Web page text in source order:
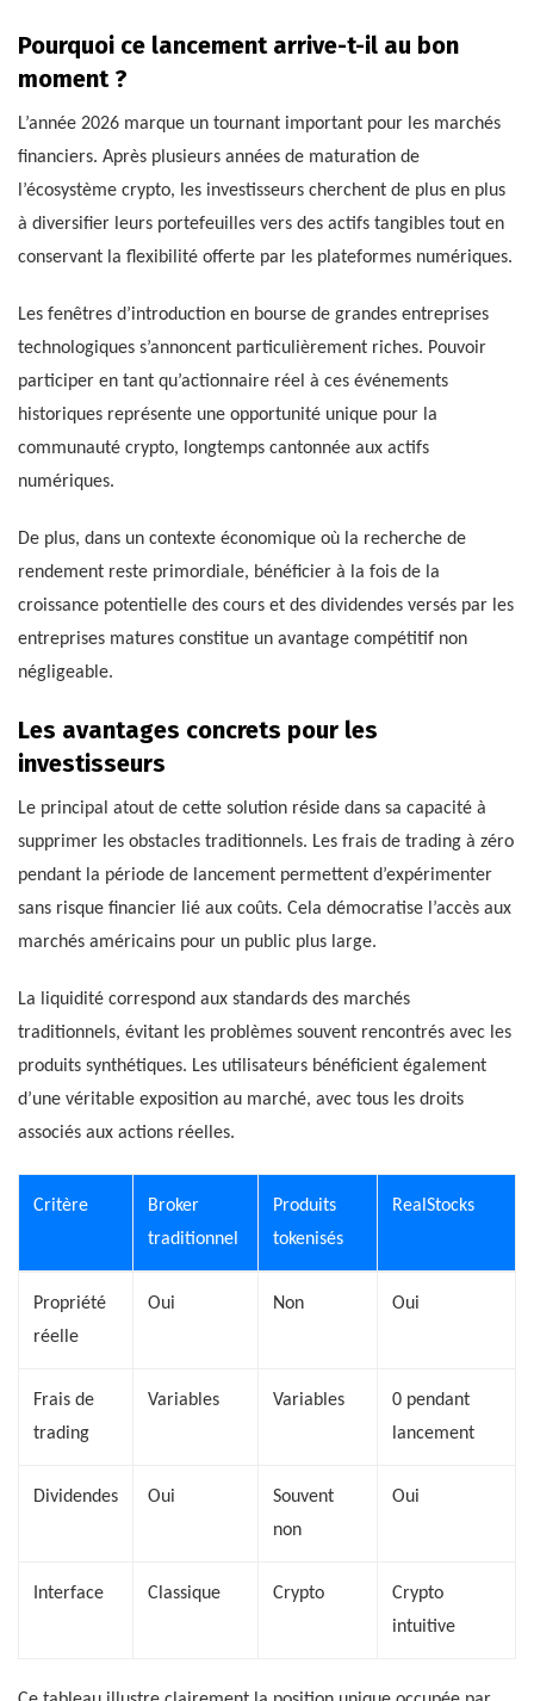
Pourquoi ce lancement arrive-t-il au bon
moment ?
L’année 2026 marque un tournant important pour les marchés
financiers. Après plusieurs années de maturation de
l’écosystème crypto, les investisseurs cherchent de plus en plus
à diversifier leurs portefeuilles vers des actifs tangibles tout en
conservant la flexibilité offerte par les plateformes numériques.
Les fenêtres d’introduction en bourse de grandes entreprises
technologiques s’annoncent particulièrement riches. Pouvoir
participer en tant qu’actionnaire réel à ces événements
historiques représente une opportunité unique pour la
communauté crypto, longtemps cantonnée aux actifs
numériques.
De plus, dans un contexte économique où la recherche de
rendement reste primordiale, bénéficier à la fois de la
croissance potentielle des cours et des dividendes versés par les
entreprises matures constitue un avantage compétitif non
négligeable.
Les avantages concrets pour les
investisseurs
Le principal atout de cette solution réside dans sa capacité à
supprimer les obstacles traditionnels. Les frais de trading à zéro
pendant la période de lancement permettent d’expérimenter
sans risque financier lié aux coûts. Cela démocratise l’accès aux
marchés américains pour un public plus large.
La liquidité correspond aux standards des marchés
traditionnels, évitant les problèmes souvent rencontrés avec les
produits synthétiques. Les utilisateurs bénéficient également
d’une véritable exposition au marché, avec tous les droits
associés aux actions réelles.
Critère
Broker
traditionnel
Produits
tokenisés
RealStocks
Propriété
réelle
Oui Non Oui
Frais de
trading
Variables Variables
0 pendant
lancement
Dividendes Oui
Souvent
non
Oui
Interface Classique Crypto
Crypto
intuitive